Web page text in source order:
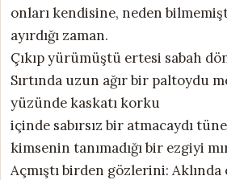
onları kendisine, neden
ayırdığı zaman.
Çıkıp yürümüştü ertesi sabah
Sırtında uzun ağır bir paltoydu
yüzünde kaskatı korku
içinde sabırsız bir atmacaydı
kimsenin tanımadığı bir ezgiyi
Açmıştı birden gözlerini: Aklında